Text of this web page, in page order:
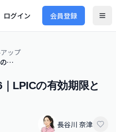
ログイン 会員登録
ップ
LPIC 更新 費用 2026｜LPICの有効期限と更新費用・再認定
LPICの有効期限と
長谷川 奈津